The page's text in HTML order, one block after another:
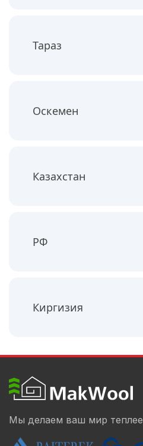
Тараз
Оскемен
Казахстан
РФ
Киргизия
Мы делаем ваш мир теплее